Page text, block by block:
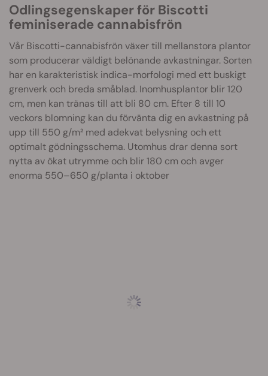
Odlingsegenskaper för Biscotti
feminiserade cannabisfrön
Vår Biscotti-cannabisfrön växer till mellanstora plantor
som producerar väldigt belönande avkastningar. Sorten
har en karakteristisk indica-morfologi med ett buskigt
grenverk och breda småblad. Inomhusplantor blir 120
cm, men kan tränas till att bli 80 cm. Efter 8 till 10
veckors blomning kan du förvänta dig en avkastning på
upp till 550 g/m² med adekvat belysning och ett
optimalt gödningsschema. Utomhus drar denna sort
nytta av ökat utrymme och blir 180 cm och avger
enorma 550–650 g/planta i oktober